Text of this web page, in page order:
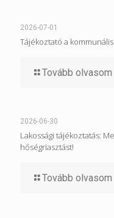
2026-07-01
Tájékoztató a
Tovább olvasom
2026-06-30
Lakossági tájékoztatás:
hőségriasztást!
Tovább olvasom